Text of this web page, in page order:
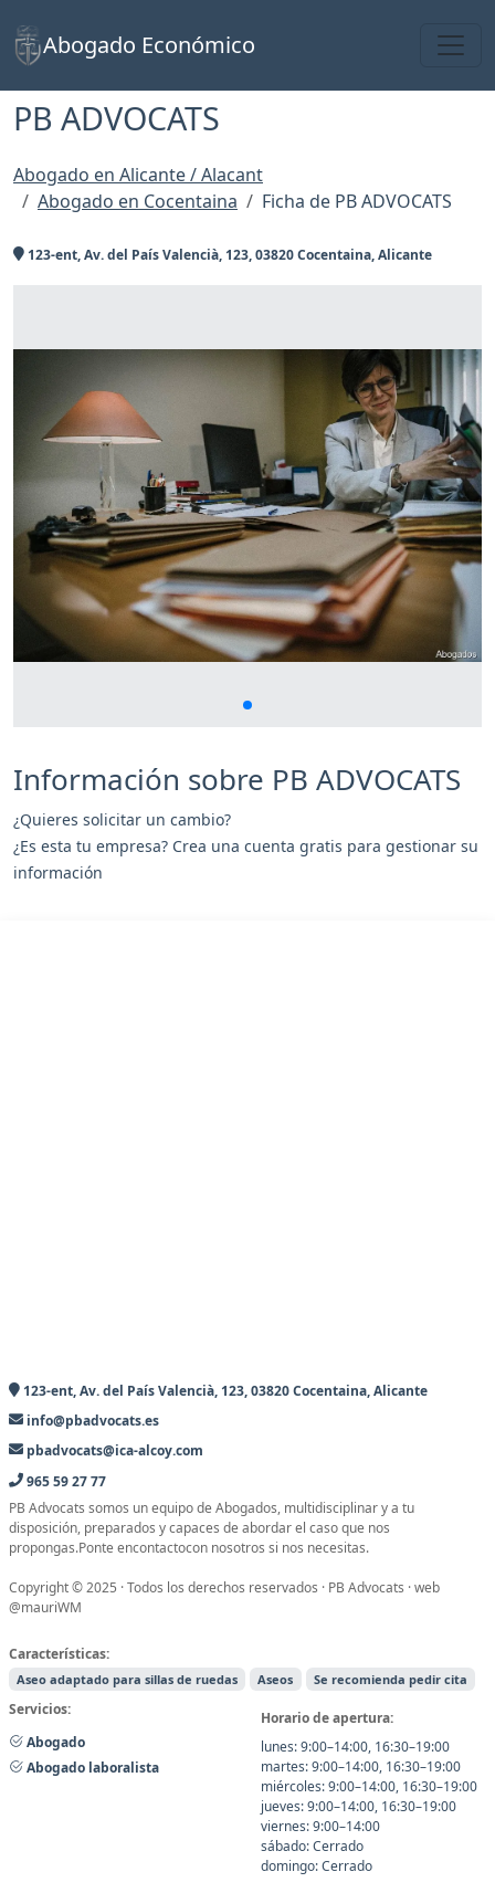
Abogado Económico
PB ADVOCATS
Abogado en Alicante / Alacant
Abogado en Cocentaina
Ficha de PB ADVOCATS
123-ent, Av. del País Valencià, 123, 03820 Cocentaina, Alicante
Información sobre PB ADVOCATS
¿Quieres solicitar un cambio?
¿Es esta tu empresa? Crea una cuenta gratis para gestionar su
información
123-ent, Av. del País Valencià, 123, 03820 Cocentaina, Alicante
info@pbadvocats.es
pbadvocats@ica-alcoy.com
965 59 27 77
PB Advocats somos un equipo de Abogados, multidisciplinar y a tu
disposición, preparados y capaces de abordar el caso que nos
propongas.Ponte encontactocon nosotros si nos necesitas.
Copyright © 2025 · Todos los derechos reservados · PB Advocats · web
@mauriWM
Características:
Aseo adaptado para sillas de ruedas Aseos Se recomienda pedir cita
Servicios:
Abogado
Abogado laboralista
Horario de apertura:
lunes: 9:00–14:00, 16:30–19:00
martes: 9:00–14:00, 16:30–19:00
miércoles: 9:00–14:00, 16:30–19:00
jueves: 9:00–14:00, 16:30–19:00
viernes: 9:00–14:00
sábado: Cerrado
domingo: Cerrado